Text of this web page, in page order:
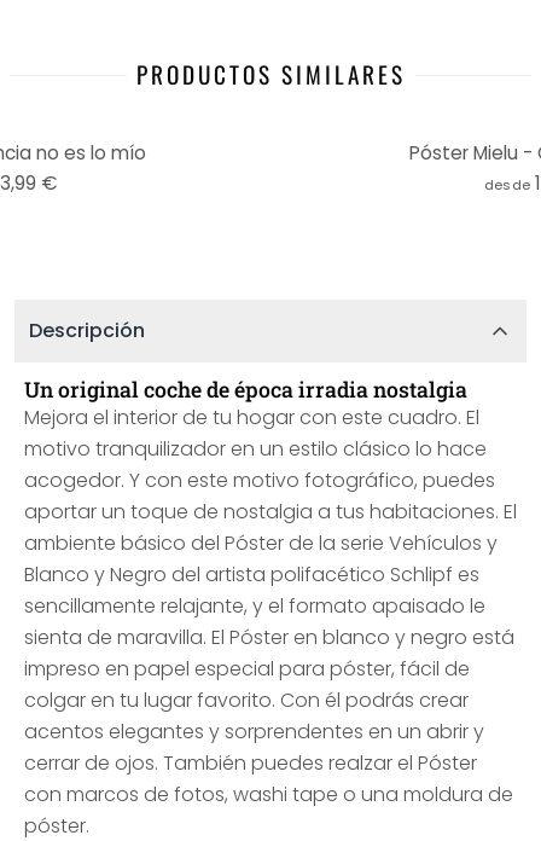
PRODUCTOS SIMILARES
no es lo mío
€
Póster Mielu -
desde
Descripción
Un original coche de época irradia nostalgia
Mejora el interior de tu hogar con este cuadro. El
motivo tranquilizador en un estilo clásico lo hace
acogedor. Y con este motivo fotográfico, puedes
aportar un toque de nostalgia a tus habitaciones. El
ambiente básico del Póster de la serie Vehículos y
Blanco y Negro del artista polifacético Schlipf es
sencillamente relajante, y el formato apaisado le
sienta de maravilla. El Póster en blanco y negro está
impreso en papel especial para póster, fácil de
colgar en tu lugar favorito. Con él podrás crear
acentos elegantes y sorprendentes en un abrir y
cerrar de ojos. También puedes realzar el Póster
con marcos de fotos, washi tape o una moldura de
póster.